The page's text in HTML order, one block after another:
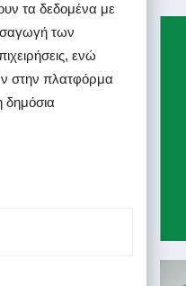
τα δεδομένα με
των
ενώ
στην πλατφόρμα
δημόσια